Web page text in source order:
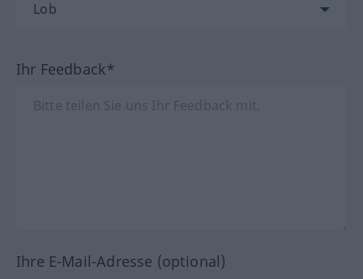
Ihr Feedback*
Ihre E-Mail-Adresse (optional)